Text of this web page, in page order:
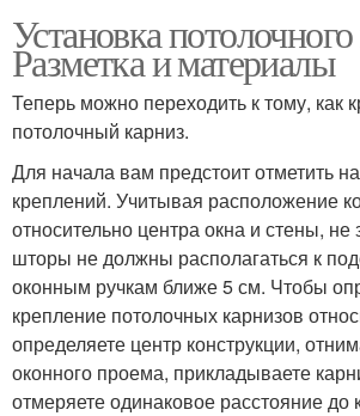
Установка
Разметка и материалы
Теперь можно переходить к тому, как
потолочный карниз.
Для начала вам предстоит отметить
креплений. Учитывая расположение
относительно центра окна и стены, не
шторы не должны располагаться к
оконным ручкам ближе 5 см. Чтобы
крепление потолочных карнизов
определяете центр конструкции,
оконного проема, прикладываете
отмеряете одинаковое расстояние до